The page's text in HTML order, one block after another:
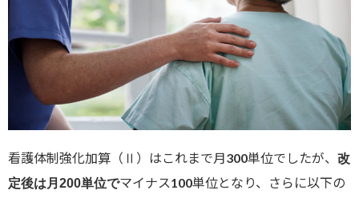
看護体制強化加算（Ⅱ）はこれまで月300単位でしたが、 改
定後は月200単位でマイナス100単位となり、さらに以下の